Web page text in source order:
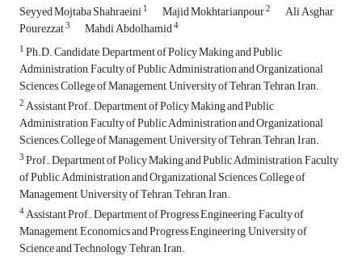
Seyyed Mojtaba Shahraeini1 Majid Mokhtarianpour2 Ali Asghar
Pourezzat3 Mahdi Abdolhamid4
1Ph.D. Candidate, Department of Policy Making and Public
Administration, Faculty of Public Administration and Organizational
Sciences, College of Management, University of Tehran, Tehran, Iran.
2Assistant Prof., Department of Policy Making and Public
Administration, Faculty of Public Administration and Organizational
Sciences, College of Management, University of Tehran, Tehran, Iran.
3Prof., Department of Policy Making and Public Administration, Faculty
of Public Administration and Organizational Sciences, College of
Management, University of Tehran, Tehran, Iran.
4Assistant Prof., Department of Progress Engineering, Faculty of
Management, Economics and Progress Engineering, University of
Science and Technology, Tehran, Iran.